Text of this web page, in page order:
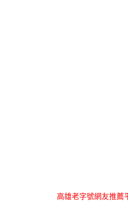
高雄老字號網友推薦